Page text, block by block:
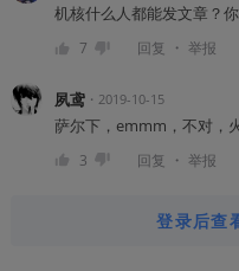
机核什么人都能发文章？
7 回复 ・ 举报
夙鸢・ 2019-10-15
萨尔下，emmm，不对，
3 回复 ・ 举报
登录后查